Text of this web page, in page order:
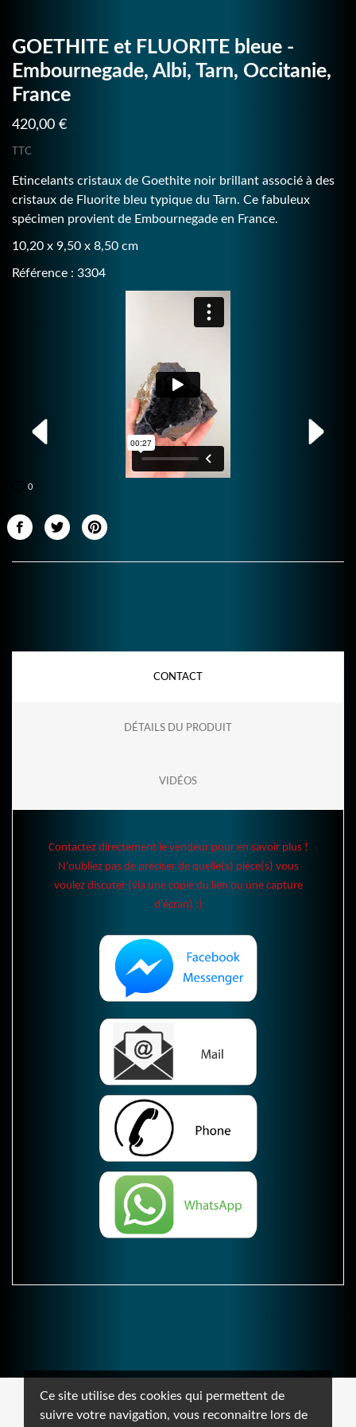
Ce site utilise des cookies qui permettent de
suivre votre navigation, vous reconnaitre lors de
GOETHITE et FLUORITE bleue -
Embournegade, Albi, Tarn, Occitanie,
France
420,00 €
TTC
Etincelants cristaux de Goethite noir brillant associé à des
cristaux de Fluorite bleu typique du Tarn. Ce fabuleux
spécimen provient de Embournegade en France.
10,20 x 9,50 x 8,50 cm
Référence : 3304
0
CONTACT
DÉTAILS DU PRODUIT
VIDÉOS
Contactez directement le vendeur pour en savoir plus !
N'oubliez pas de préciser de quelle(s) pièce(s) vous
voulez discuter (via une copie du lien ou une capture
d'écran) :)